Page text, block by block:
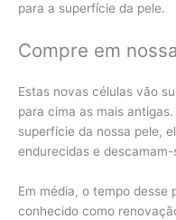
para a superfície da pele.
Compre em
Estas novas células vão
para cima as mais
superfície da nossa pele,
endurecidas e
Em média, o tempo desse
conhecido como